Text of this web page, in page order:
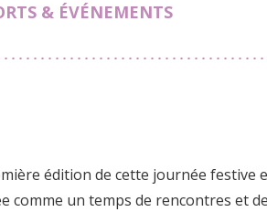
& ÉVÉNEMENTS
édition de cette journée festive
comme un temps de rencontres et de